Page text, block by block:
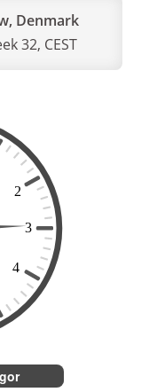
Denmark
32, CEST